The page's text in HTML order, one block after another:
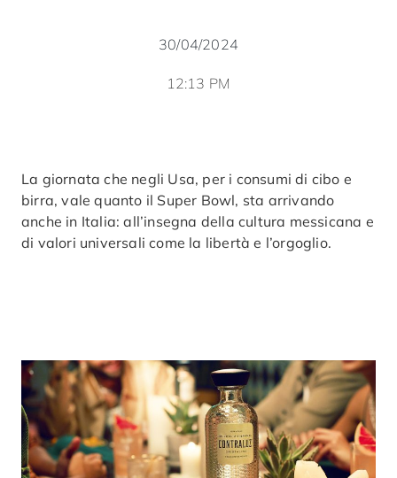
30/04/2024
12:13 PM
La giornata che negli Usa, per i consumi di cibo e
birra, vale quanto il Super Bowl, sta arrivando
anche in Italia: all’insegna della cultura messicana e
di valori universali come la libertà e l’orgoglio.